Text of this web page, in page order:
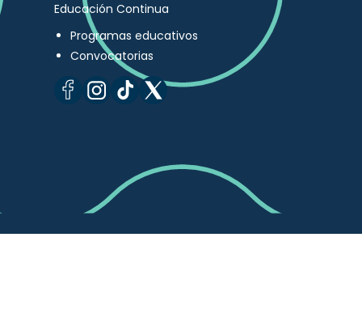
Educación Continua
Programas educativos
Convocatorias